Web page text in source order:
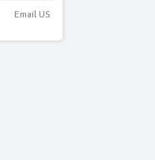
Email US